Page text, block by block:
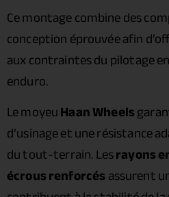
Ce montage combine des
conception éprouvée afin
aux contraintes du pilotage
enduro.
Le moyeuHaan Wheels
d’usinage et une résistance
du tout-terrain. Lesrayons
écrous renforcésassurent